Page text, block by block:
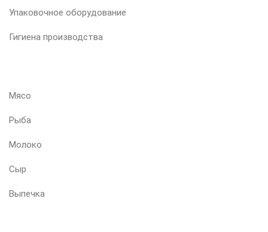
Упаковочное оборудование
Гигиена производства
Мясо
Рыба
Молоко
Сыр
Выпечка